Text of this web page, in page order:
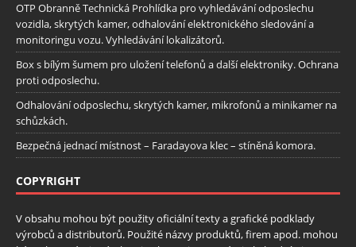
OTP Obranně Technická Prohlídka pro vyhledávání odposlechu
vozidla, skrytých kamer, odhalování elektronického sledování a
monitoringu vozu. Vyhledávání lokalizátorů.
Box s bílým šumem pro uložení telefonů a další elektroniky. Ochrana
proti odposlechu.
Odhalování odposlechu, skrytých kamer, mikrofonů a minikamer na
schůzkách.
Bezpečná jednací místnost – Faradayova klec – stíněná komora.
COPYRIGHT
V obsahu mohou být použity oficiální texty a grafické podklady
výrobců a distributorů. Použité názvy produktů, firem apod. mohou